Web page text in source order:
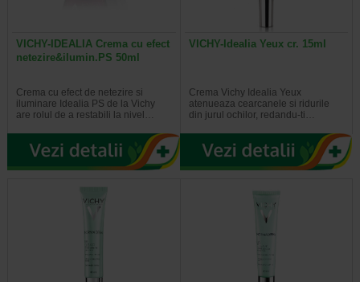
VICHY-IDEALIA Crema cu efect
netezire&ilumin.PS 50ml
Crema cu efect de netezire si
iluminare Idealia PS de la Vichy
are rolul de a restabili la nivel…
VICHY-Idealia Yeux cr. 15ml
Crema Vichy Idealia Yeux
atenueaza cearcanele si ridurile
din jurul ochilor, redandu-ti…